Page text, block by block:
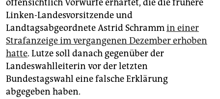
offensichtlich Vorwürfe erhärtet, die die frühere
Linken-Landesvorsitzende und
Landtagsabgeordnete Astrid Schrammin einer
Strafanzeige im vergangenen Dezember erhoben
hatte. Lutze soll danach gegenüber der
Landeswahlleiterin vor der letzten
Bundestagswahl eine falsche Erklärung
abgegeben haben.